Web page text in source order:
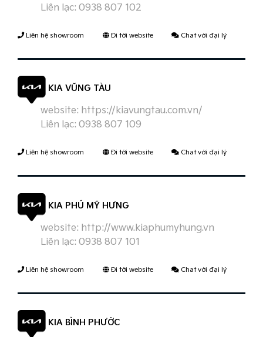
Liên lạc: 0938 807 102
Liên hệ showroom Đi tới website Chat với đại lý
KIA VŨNG TÀU
website: https://kiavungtau.com.vn/
Liên lạc: 0938 807 109
Liên hệ showroom Đi tới website Chat với đại lý
KIA PHÚ MỸ HƯNG
website: http://www.kiaphumyhung.vn
Liên lạc: 0938 807 101
Liên hệ showroom Đi tới website Chat với đại lý
KIA BÌNH PHƯỚC